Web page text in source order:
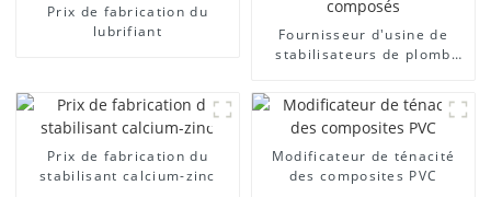
Prix ​​de fabrication du
lubrifiant
Fournisseur d'usine de
stabilisateurs de plomb
Prix ​​de fabrication du
stabilisant calcium-zinc
Modificateur de ténacité
des composites PVC